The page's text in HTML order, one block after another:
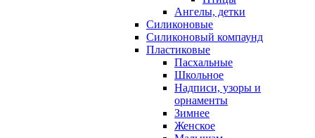
Ангелы, детки
Силиконовые
Силиконовый компаунд
Пластиковые
Пасхальные
Школьное
Надписи, узоры и
орнаменты
Зимнее
Женское